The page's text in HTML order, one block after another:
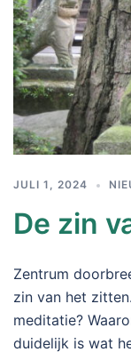
JULI 1, 2024
De zin
Zentrum
zin van het
meditatie?
duidelijk is wat